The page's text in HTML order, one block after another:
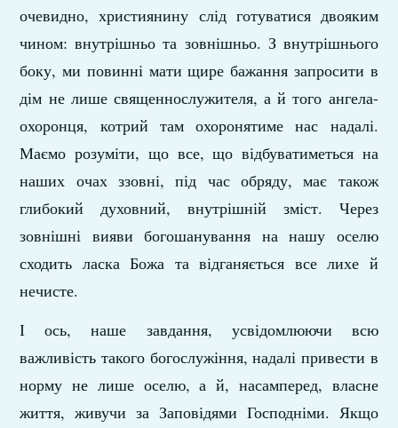
очевидно, християнину слід готуватися двояким
чином: внутрішньо та зовнішньо. З внутрішнього
боку, ми повинні мати щире бажання запросити в
дім не лише священнослужителя, а й того ангела-
охоронця, котрий там охоронятиме нас надалі.
Маємо розуміти, що все, що відбуватиметься на
наших очах ззовні, під час обряду, має також
глибокий духовний, внутрішній зміст. Через
зовнішні вияви богошанування на нашу оселю
сходить ласка Божа та відганяється все лихе й
нечисте.
І ось, наше завдання, усвідомлюючи всю
важливість такого богослужіння, надалі привести в
норму не лише оселю, а й, насамперед, власне
життя, живучи за Заповідями Господніми. Якщо